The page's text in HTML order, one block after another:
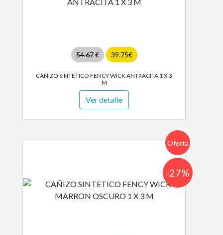
54.67€ 39.75€
CAÑIZO SINTETICO FENCY WICK ANTRACITA 1 X 3
M
Ver detalle
Oferta
-27%